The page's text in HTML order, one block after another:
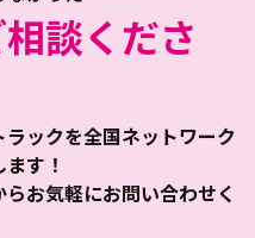
談くださ
ックを全国ネットワーク
す！
お気軽にお問い合わせく